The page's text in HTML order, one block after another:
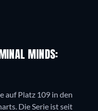
MINDS:
auf Platz 109 in den
Die Serie ist seit